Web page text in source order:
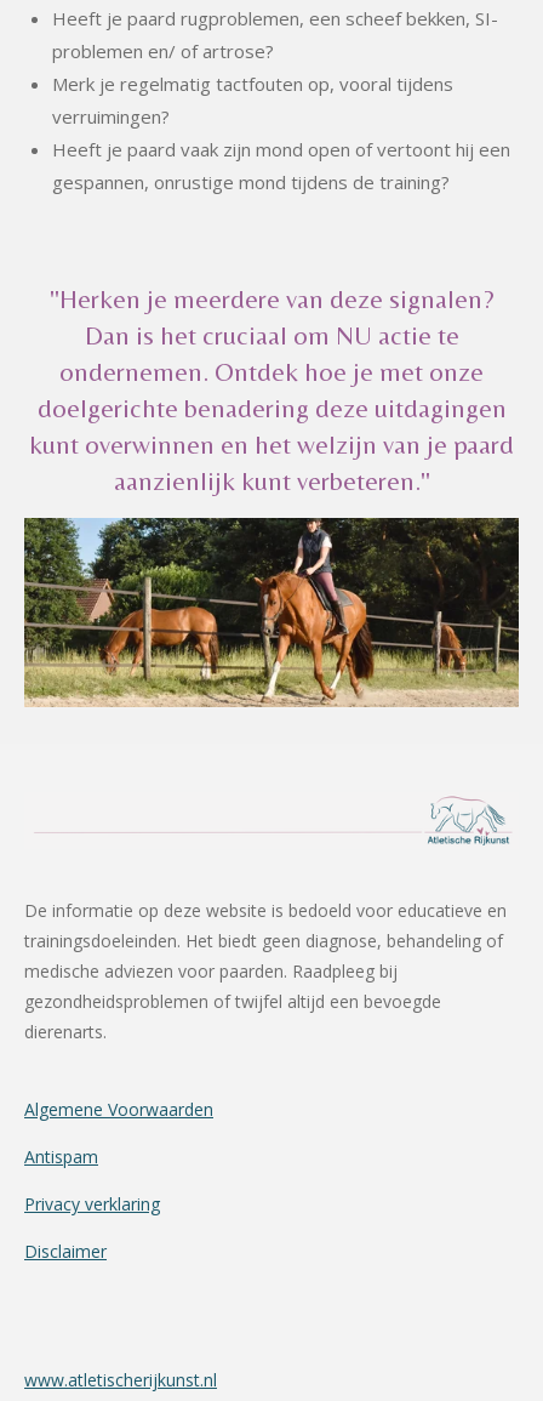
Heeft je paard rugproblemen, een scheef bekken, SI-
problemen en/ of artrose?
Merk je regelmatig tactfouten op, vooral tijdens
verruimingen?
Heeft je paard vaak zijn mond open of vertoont hij een
gespannen, onrustige mond tijdens de training?
"Herken je meerdere van deze signalen?
Dan is het cruciaal om NU actie te
ondernemen. Ontdek hoe je met onze
doelgerichte benadering deze uitdagingen
kunt overwinnen en het welzijn van je paard
aanzienlijk kunt verbeteren."
De informatie op deze website is bedoeld voor educatieve en
trainingsdoeleinden. Het biedt geen diagnose, behandeling of
medische adviezen voor paarden. Raadpleeg bij
gezondheidsproblemen of twijfel altijd een bevoegde
dierenarts.
Algemene Voorwaarden
Antispam
Privacy verklaring
Disclaimer
www.atletischerijkunst.nl